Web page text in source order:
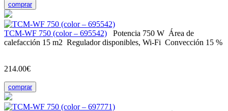
comprar
ТСМ-WF 750 (color – 695542) Potencia 750 W Área de
calefacción 15 m2 Regulador disponibles, Wi-Fi Convección 15 %
214.00€
comprar